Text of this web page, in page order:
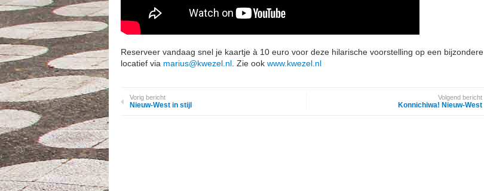
Reserveer vandaag snel je kaartje à 10 euro voor deze hilarische voorstelling op een bijzondere
locatief via marius@kwezel.nl . Zie ook www.kwezel.nl
Vorig bericht
Nieuw-West in stijl
Volgend bericht
Konnichiwa! Nieuw-West